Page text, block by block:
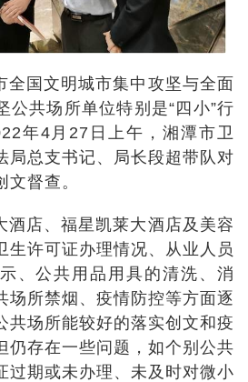
全国文明城市集中攻坚与全面
公共场所单位特别是“四小”行
年4月27日上午，湘潭市卫
局总支书记、局长段超带队对
督查。
酒店、福星凯莱大酒店及美容
生许可证办理情况、从业人员
、公共用品用具的清洗、消
场所禁烟、疫情防控等方面逐
共场所能较好的落实创文和疫
仍存在一些问题，如个别公共
过期或未办理、未及时对微小